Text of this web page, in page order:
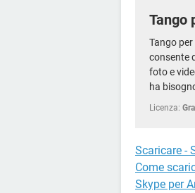
Tango
Tango
consente
foto e
ha
Licenza:
Scaricare -
Come
Skype per